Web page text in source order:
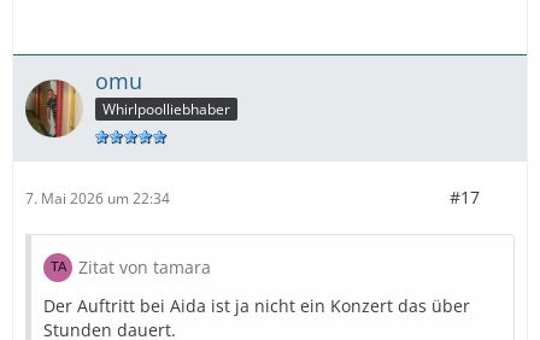
omu
Whirlpoolliebhaber
7. Mai 2026 um 22:34 #17
Zitat von tamara
Der Auftritt bei Aida ist ja nicht ein Konzert das über
Stunden dauert.